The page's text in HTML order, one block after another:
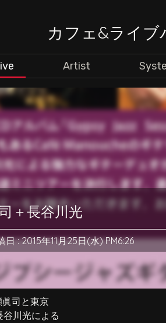
カフェ&ライブ
Artist
＋長谷川光
日 : 2015年11月25日(水) PM6:26
司と東京
川光による